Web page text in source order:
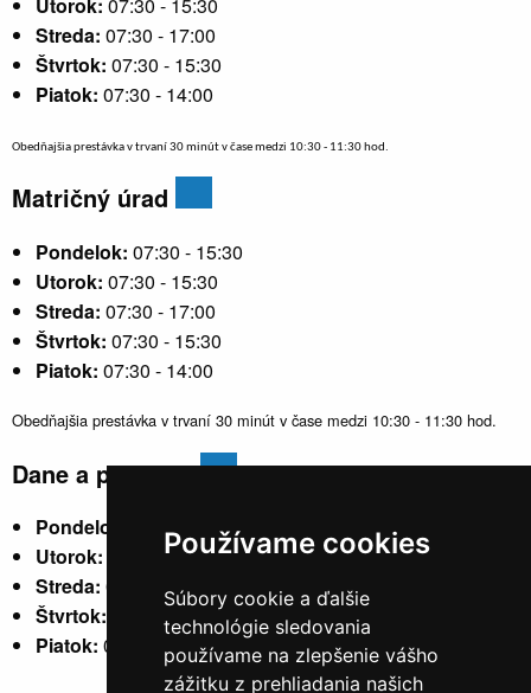
Používame cookies
Súbory cookie a ďalšie
technológie sledovania
používame na zlepšenie vášho
zážitku z prehliadania našich
Utorok: 07:30 - 15:30
Streda: 07:30 - 17:00
Štvrtok: 07:30 - 15:30
Piatok: 07:30 - 14:00
Obedňajšia prestávka v trvaní 30 minút v čase medzi 10:30 - 11:30 hod.
Matričný úrad
Pondelok: 07:30 - 15:30
Utorok: 07:30 - 15:30
Streda: 07:30 - 17:00
Štvrtok: 07:30 - 15:30
Piatok: 07:30 - 14:00
Obedňajšia prestávka v trvaní 30 minút v čase medzi 10:30 - 11:30 hod.
Dane a poplatky
Pondelok:
07:30 - 15:30
Utorok:
nestránkový
Streda: 07:30 - 17:00
Štvrtok:
nestránkový
Piatok: 07:30 - 14:00